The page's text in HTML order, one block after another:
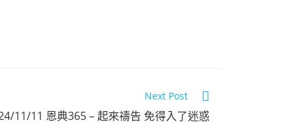
Next Post
11/11 恩典365 – 起來禱告 免得入了迷惑